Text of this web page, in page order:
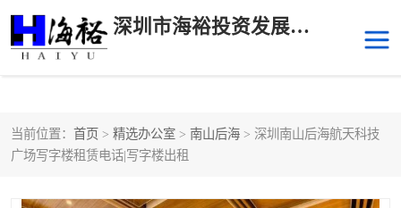
深圳市海裕投资发展有限公司
当前位置： 首页 > 精选办公室 > 南山后海 > 深圳南山后海航天科技
广场写字楼租赁电话|写字楼出租
后海
科技园中区 南山华侨城